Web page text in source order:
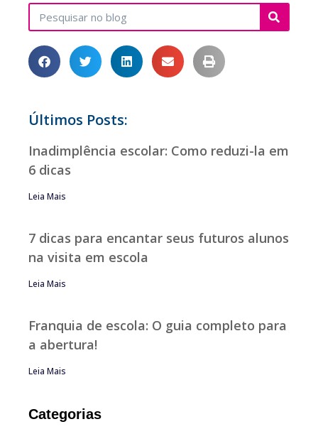
Últimos Posts:
Inadimplência escolar: Como reduzi-la em
6 dicas
Leia Mais
7 dicas para encantar seus futuros alunos
na visita em escola
Leia Mais
Franquia de escola: O guia completo para
a abertura!
Leia Mais
Categorias